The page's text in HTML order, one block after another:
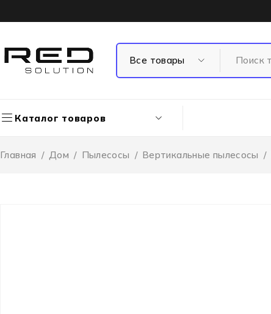
Каталог товаров
Главная / Дом / Пылесосы / Вертикальные пылесосы /